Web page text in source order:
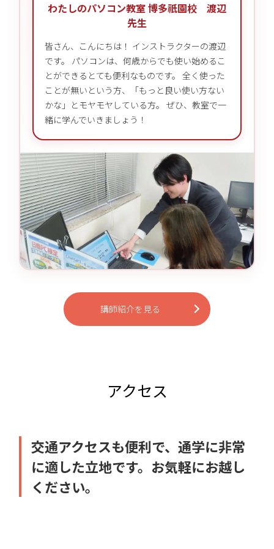
わたしのパソコン教室 博多祇園校 渡辺
先生
皆さん、こんにちは！ インストラクターの渡辺
です。 パソコンは、何歳からでも使い始めるこ
とができるとても便利なものです。 全く使った
ことが無いという方、「もっと良い使い方ない
かな」とモヤモヤしている方。 ぜひ、教室で一
緒に学んでいきましょう！
講師紹介を見る
アクセス
交通アクセスも便利で、通学に非常
に適した立地です。お気軽にお越し
ください。